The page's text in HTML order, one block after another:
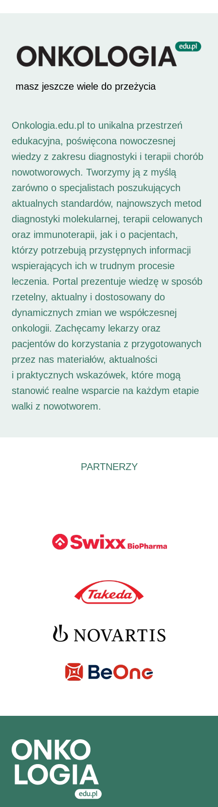
masz jeszcze wiele do przeżycia
Onkologia.edu.pl to unikalna przestrzeń
edukacyjna, poświęcona nowoczesnej
wiedzy z zakresu diagnostyki i terapii chorób
nowotworowych. Tworzymy ją z myślą
zarówno o specjalistach poszukujących
aktualnych standardów, najnowszych metod
diagnostyki molekularnej, terapii celowanych
oraz immunoterapii, jak i o pacjentach,
którzy potrzebują przystępnych informacji
wspierających ich w trudnym procesie
leczenia. Portal prezentuje wiedzę w sposób
rzetelny, aktualny i dostosowany do
dynamicznych zmian we współczesnej
onkologii. Zachęcamy lekarzy oraz
pacjentów do korzystania z przygotowanych
przez nas materiałów, aktualności
i praktycznych wskazówek, które mogą
stanowić realne wsparcie na każdym etapie
walki z nowotworem.
PARTNERZY